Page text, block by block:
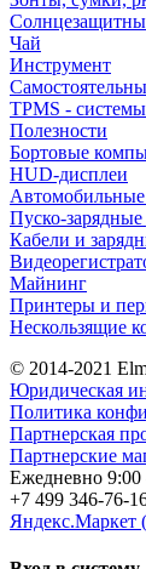
Чай
Инструмент
TPMS -
Полезности
Бортовые
HUD-дисплеи
Пуско-зарядные
Кабели и
Майнинг
Принтеры и
Нескользящие
© 2014-2021
Юридическая
Политика
Партнерская
Партнерские
Ежедневно 9:00
+7 499 346-76-
Яндекс.Маркет